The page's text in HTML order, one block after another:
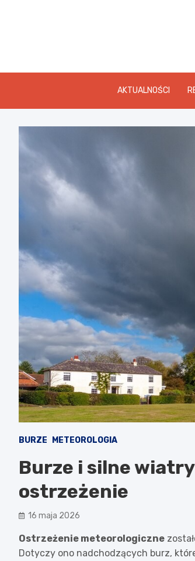
AKTUALNOŚCI
BURZE METEOROLOGIA
Burze i silne
ostrzeżenie
16 maja 2026
Ostrzeżenie meteorologiczne
Dotyczy ono nadchodzących burz,